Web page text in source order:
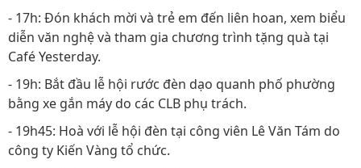
- 17h: Đón khách mời và trẻ em đến liên hoan, xem biểu
diễn văn nghệ và tham gia chương trình tặng quà tại
Café Yesterday.
- 19h: Bắt đầu lễ hội rước đèn dạo quanh phố phường
bằng xe gắn máy do các CLB phụ trách.
- 19h45: Hoà với lễ hội đèn tại công viên Lê Văn Tám do
công ty Kiến Vàng tổ chức.